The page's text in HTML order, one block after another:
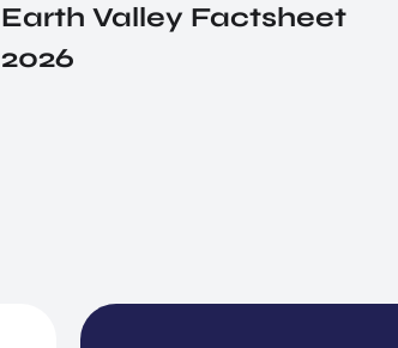
Earth Valley Factsheet
2026